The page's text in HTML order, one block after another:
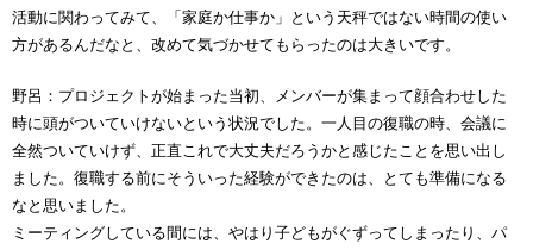
活動に関わってみて、「家庭か仕事か」という天秤ではない時間の使い
方があるんだなと、改めて気づかせてもらったのは大きいです。
野呂：プロジェクトが始まった当初、メンバーが集まって顔合わせした
時に頭がついていけないという状況でした。一人目の復職の時、会議に
全然ついていけず、正直これで大丈夫だろうかと感じたことを思い出し
ました。復職する前にそういった経験ができたのは、とても準備になる
なと思いました。
ミーティングしている間には、やはり子どもがぐずってしまったり、パ